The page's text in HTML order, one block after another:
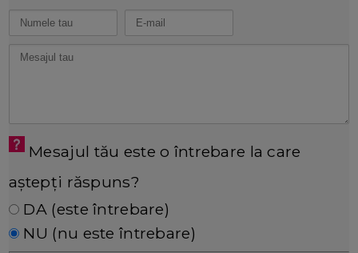
Mesajul tău este o întrebare la care
aștepți răspuns?
DA (este întrebare)
NU (nu este întrebare)